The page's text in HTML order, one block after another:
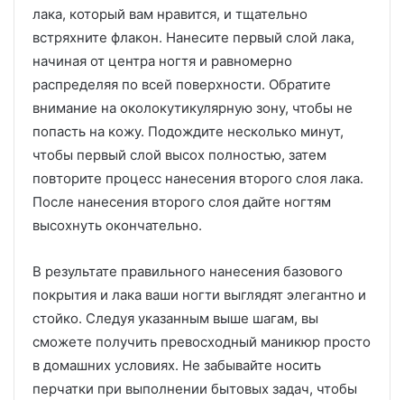
лака, который вам нравится, и тщательно
встряхните флакон. Нанесите первый слой лака,
начиная от центра ногтя и равномерно
распределяя по всей поверхности. Обратите
внимание на околокутикулярную зону, чтобы не
попасть на кожу. Подождите несколько минут,
чтобы первый слой высох полностью, затем
повторите процесс нанесения второго слоя лака.
После нанесения второго слоя дайте ногтям
высохнуть окончательно.
В результате правильного нанесения базового
покрытия и лака ваши ногти выглядят элегантно и
стойко. Следуя указанным выше шагам, вы
сможете получить превосходный маникюр просто
в домашних условиях. Не забывайте носить
перчатки при выполнении бытовых задач, чтобы